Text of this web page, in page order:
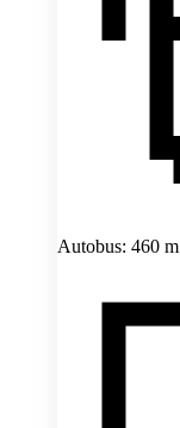
Autobus: 460 m